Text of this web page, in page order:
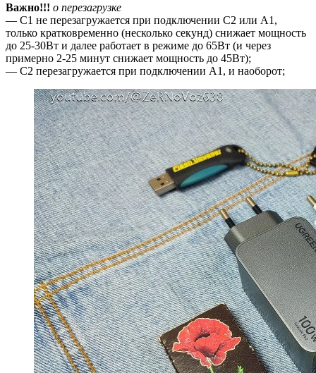
Важно!!! о перезагрузке
— С1 не перезагружается при подключении С2 или А1,
только кратковременно (несколько секунд) снижает мощность
до 25-30Вт и далее работает в режиме до 65Вт (и через
примерно 2-25 минут снижает мощность до 45Вт);
— С2 перезагружается при подключении А1, и наоборот;